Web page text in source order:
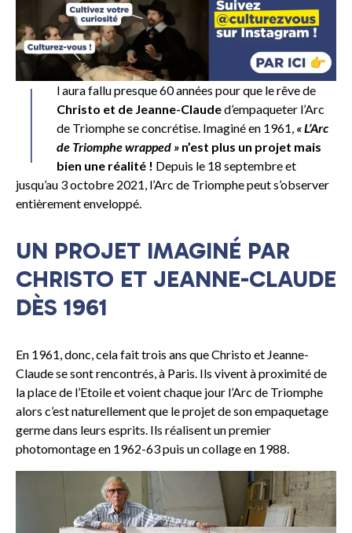
I
l aura fallu presque 60 années pour que le rêve de
Christo et de Jeanne-Clauded’empaqueter l’Arc
de Triomphe se concrétise. Imaginé en 1961, « L’Arc
de Triomphe wrapped » n’est plus un projet mais
bien une réalité ! Depuis le 18 septembre et
jusqu’au 3 octobre 2021, l’Arc de Triomphe peut s’observer
entièrement enveloppé.
UN PROJET IMAGINÉ PAR
CHRISTO ET JEANNE-CLAUDE
DÈS 1961
En 1961, donc, cela fait trois ans que Christo et Jeanne-
Claude se sont rencontrés, à Paris. Ils vivent à proximité de
la place de l’Etoile et voient chaque jour l’Arc de Triomphe
alors c’est naturellement que le projet de son empaquetage
germe dans leurs esprits. Ils réalisent un premier
photomontage en 1962-63 puis un collage en 1988.